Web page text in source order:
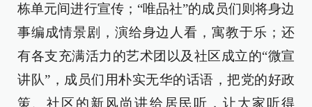
栋单元间进行宣传；“唯品社”的成员们则将身边
事编成情景剧，演给身边人看，寓教于乐；还
有各支充满活力的艺术团以及社区成立的“微宣
讲队”，成员们用朴实无华的话语，把党的好政
策、社区的新风尚讲给居民听，让大家听得